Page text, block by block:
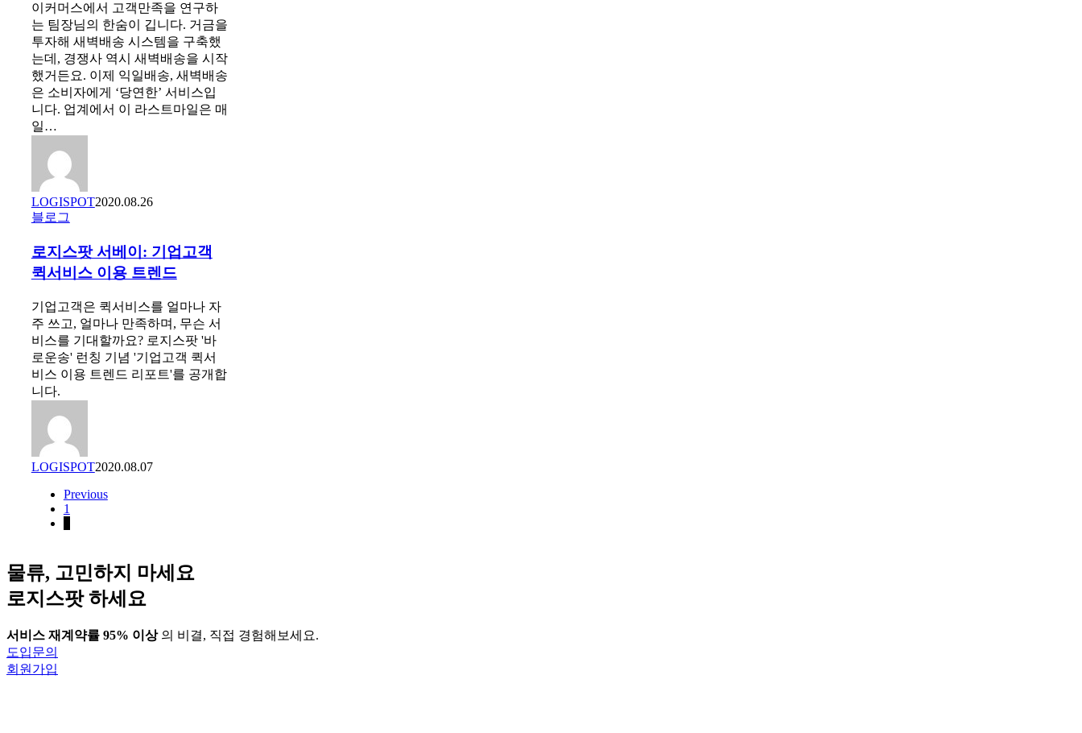
만
드
는
라
스
트
마
일
이커머스에서 고객만족을 연구하
는 팀장님의 한숨이 깁니다. 거금을
투자해 새벽배송 시스템을 구축했
는데, 경쟁사 역시 새벽배송을 시작
했거든요. 이제 익일배송, 새벽배송
은 소비자에게 ‘당연한’ 서비스입
니다. 업계에서 이 라스트마일은 매
일…
LOGISPOT2020.08.26
로
스
팟
서
베
이:
기
업
고
객
퀵
스
이
블로그
로지스팟 서베이: 기업고객
퀵서비스 이용 트렌드
기업고객은 퀵서비스를 얼마나 자
주 쓰고, 얼마나 만족하며, 무슨 서
비스를 기대할까요? 로지스팟 '바
로운송' 런칭 기념 '기업고객 퀵서
비스 이용 트렌드 리포트'를 공개합
니다.
LOGISPOT2020.08.07
Previous
1
물류, 고민하지 마세요
로지스팟 하세요
서비스 재계약률 95% 이상의 비결, 직접 경험해보세요.
도입문의
회원가입